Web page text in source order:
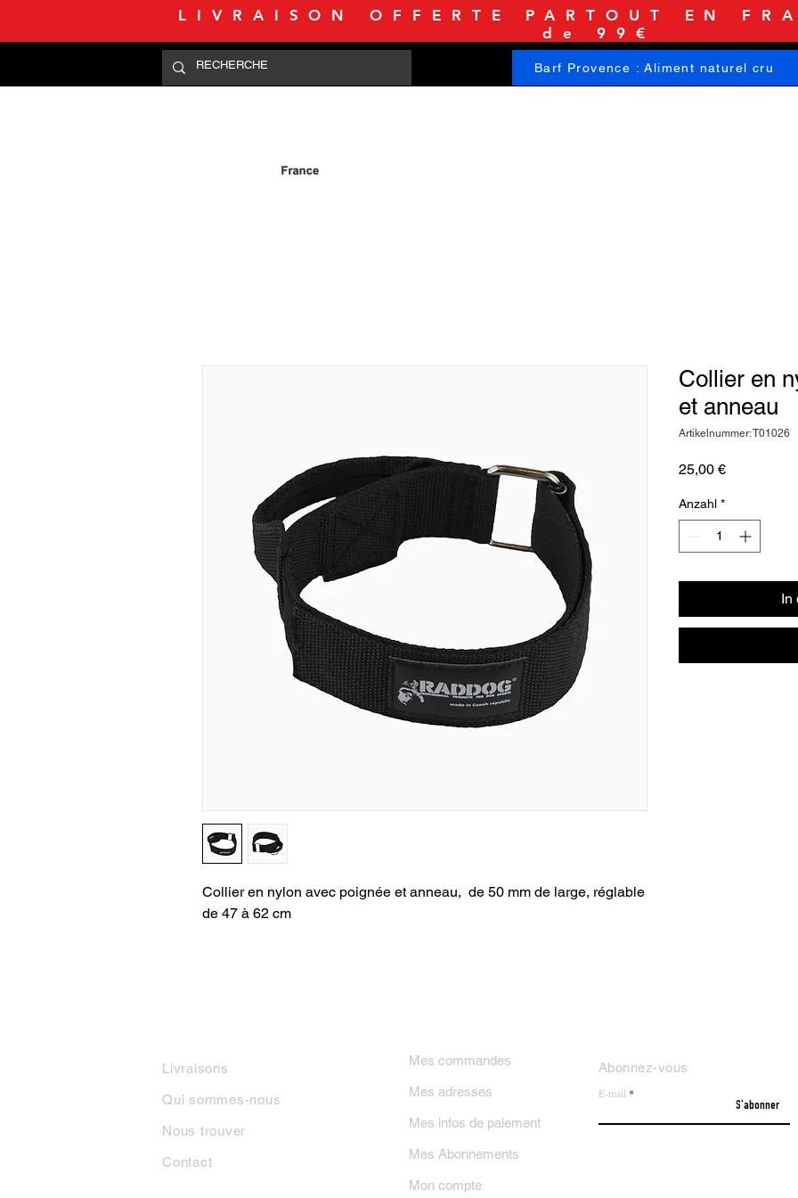
LIVRAISON OFFERTE PARTOUT EN
de 99€
Barf Provence : Aliment naturel cru
Collier en nylon avec poignée et anneau,  de 50 mm de large, réglable
de 47 à 62 cm
Collier en
et anneau
Artikelnummer: T01026
25,00 €Preis
Anzahl *
In
Livraisons
Qui sommes-nous
Nous trouver
Contact
Abonnez-vous
E-mail
S'abonner
Mes commandes
Mes adresses
Mes infos de paiement
Mes Abonnements
Mon compte